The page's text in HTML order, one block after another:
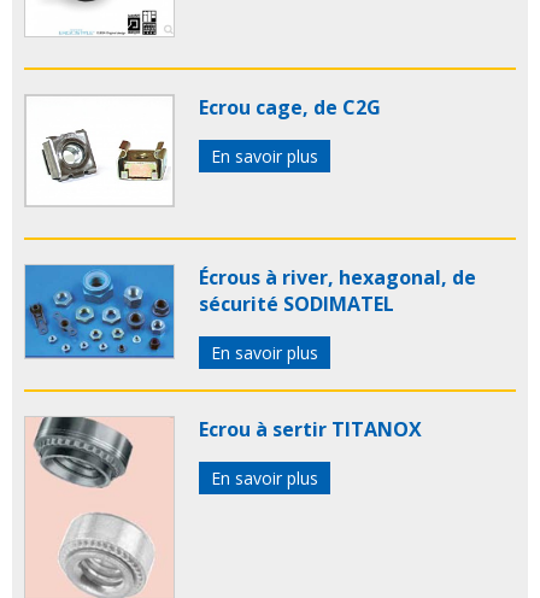
Ecrou cage, de C2G
En savoir plus
Écrous à river, hexagonal, de
sécurité SODIMATEL
En savoir plus
Ecrou à sertir TITANOX
En savoir plus